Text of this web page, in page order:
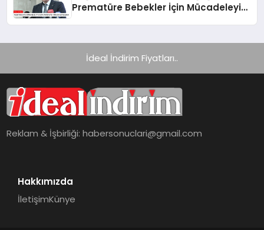
Prematüre Bebekler İçin Mücadeleyi
İdeal İndirim Fiyatları..
Reklam & İşbirliği:habersonuclari@gmail.com
Hakkımızda
İletişimKünye